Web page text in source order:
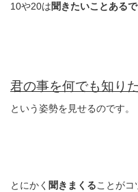
10や20は聞きたいことある
君の事を何でも知り
という姿勢を見せるのです。
とにかく 聞きまくることがコ